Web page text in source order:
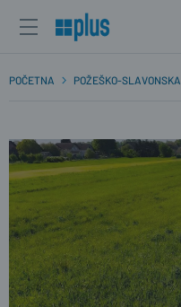
POČETNA POŽEŠKO-SLAVONSKA